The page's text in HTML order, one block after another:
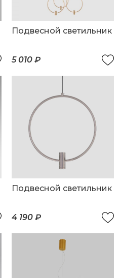
Подвесной светильник
5 010 ₽
Подвесной светильник
4 190 ₽